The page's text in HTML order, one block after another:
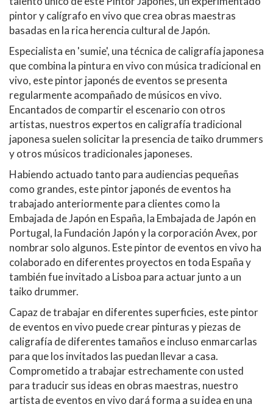
pintor y calígrafo en vivo que crea obras maestras
basadas en la rica herencia cultural de Japón.
Especialista en 'sumie', una técnica de caligrafía japonesa
que combina la pintura en vivo con música tradicional en
vivo, este pintor japonés de eventos se presenta
regularmente acompañado de músicos en vivo.
Encantados de compartir el escenario con otros
artistas, nuestros expertos en caligrafía tradicional
japonesa suelen solicitar la presencia de taiko drummers
y otros músicos tradicionales japoneses.
Habiendo actuado tanto para audiencias pequeñas
como grandes, este pintor japonés de eventos ha
trabajado anteriormente para clientes como la
Embajada de Japón en España, la Embajada de Japón en
Portugal, la Fundación Japón y la corporación Avex, por
nombrar solo algunos. Este pintor de eventos en vivo ha
colaborado en diferentes proyectos en toda España y
también fue invitado a Lisboa para actuar junto a un
taiko drummer.
Capaz de trabajar en diferentes superficies, este pintor
de eventos en vivo puede crear pinturas y piezas de
caligrafía de diferentes tamaños e incluso enmarcarlas
para que los invitados las puedan llevar a casa.
Comprometido a trabajar estrechamente con usted
para traducir sus ideas en obras maestras, nuestro
artista de eventos en vivo dará forma a su idea en una